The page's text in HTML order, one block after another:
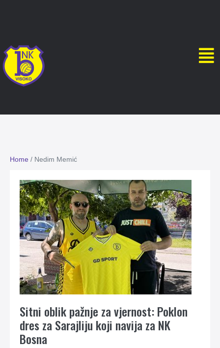
Home / Nedim Memić
Sitni oblik pažnje za vjernost: Poklon
dres za Sarajliju koji navija za NK
Bosna